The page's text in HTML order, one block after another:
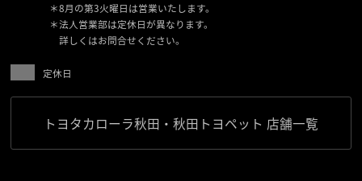
＊8月の第3火曜日は営業いたします。
＊法人営業部は定休日が異なります。
詳しくはお問合せください。
定休日
トヨタカローラ秋田・秋田トヨペット 店舗一覧